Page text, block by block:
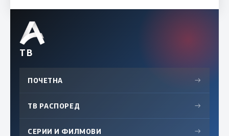
ТВ
ПОЧЕТНА →
ТВ РАСПОРЕД →
СЕРИИ И ФИЛМОВИ →